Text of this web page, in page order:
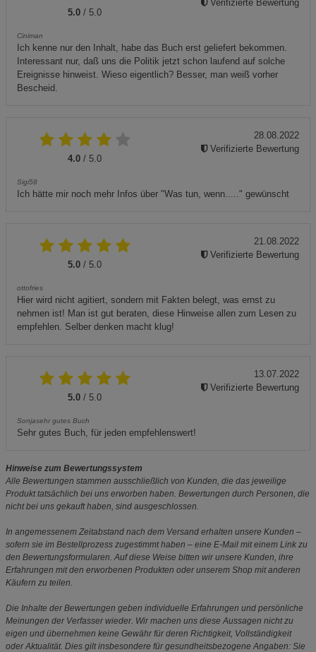
5.0 / 5.0
Ciniman
Ich kenne nur den Inhalt, habe das Buch erst geliefert bekommen.
Interessant nur, daß uns die Politik jetzt schon laufend auf solche
Ereignisse hinweist. Wieso eigentlich? Besser, man weiß vorher
Bescheid.
Verifizierte Bewertung
4.0 / 5.0
Sigi58
Ich hätte mir noch mehr Infos über "Was tun, wenn....." gewünscht
28.08.2022
Verifizierte Bewertung
5.0 / 5.0
ottofries
Hier wird nicht agitiert, sondern mit Fakten belegt, was ernst zu
nehmen ist! Man ist gut beraten, diese Hinweise allen zum Lesen zu
empfehlen. Selber denken macht klug!
21.08.2022
Verifizierte Bewertung
5.0 / 5.0
Sonjasehr gutes Buch
Sehr gutes Buch, für jeden empfehlenswert!
13.07.2022
Verifizierte Bewertung
Hinweise zum Bewertungssystem
Alle Bewertungen stammen ausschließlich von Kunden, die das jeweilige
Produkt tatsächlich bei uns erworben haben. Bewertungen durch Personen, die
nicht bei uns gekauft haben, sind ausgeschlossen.
In angemessenem Zeitabstand nach dem Versand erhalten unsere Kunden –
sofern sie im Bestellprozess zugestimmt haben – eine E-Mail mit einem Link zu
den Bewertungsformularen. Auf diese Weise bitten wir unsere Kunden, ihre
Erfahrungen mit den erworbenen Produkten oder unserem Shop mit anderen
Käufern zu teilen.
Die Inhalte der Bewertungen geben individuelle Erfahrungen und persönliche
Meinungen der Verfasser wieder. Wir machen uns diese Aussagen nicht zu
eigen und übernehmen keine Gewähr für deren Richtigkeit, Vollständigkeit
oder Aktualität. Dies gilt insbesondere für gesundheitsbezogene Angaben: Sie